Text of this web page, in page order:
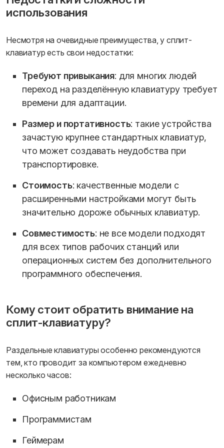
использования
Несмотря на очевидные преимущества, у сплит-
клавиатур есть свои недостатки:
Требуют привыкания: для многих людей
переход на разделённую клавиатуру требует
времени для адаптации.
Размер и портативность: такие устройства
зачастую крупнее стандартных клавиатур,
что может создавать неудобства при
транспортировке.
Стоимость: качественные модели с
расширенными настройками могут быть
значительно дороже обычных клавиатур.
Совместимость: не все модели подходят
для всех типов рабочих станций или
операционных систем без дополнительного
программного обеспечения.
Кому стоит обратить внимание на
сплит-клавиатуру?
Раздельные клавиатуры особенно рекомендуются
тем, кто проводит за компьютером ежедневно
несколько часов:
Офисным работникам
Программистам
Геймерам